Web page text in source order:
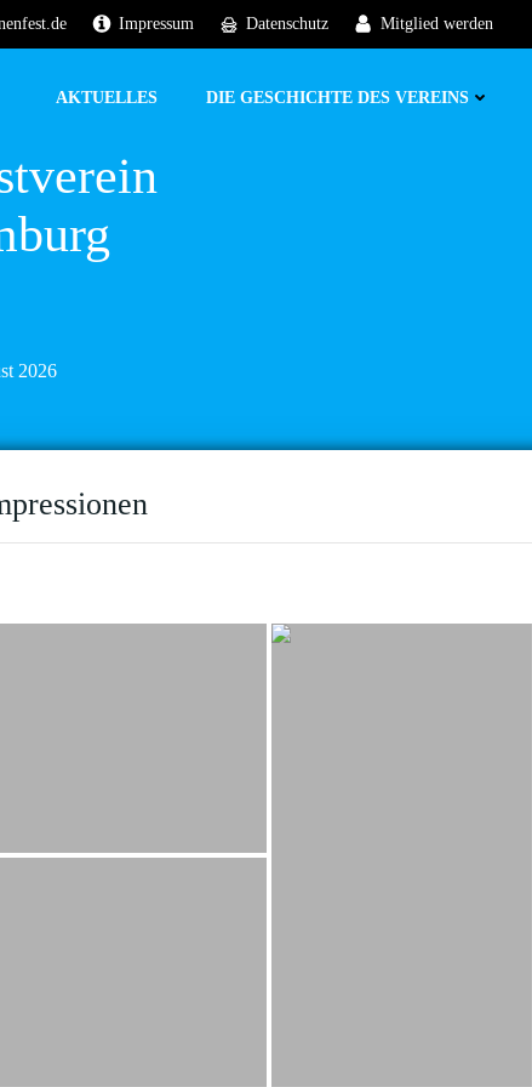
Impressum Datenschutz Mitglied werden
AKTUELLES DIE GESCHICHTE DES VEREINS
2026